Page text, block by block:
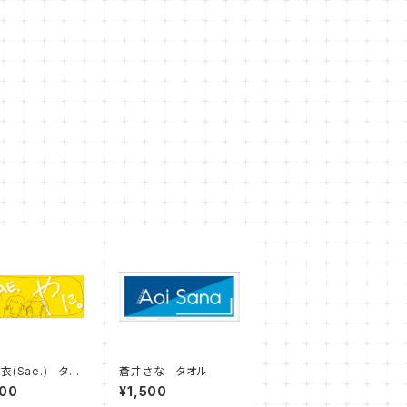
衣(Sae.) タオ 蒼井さな タオル
¥1,500